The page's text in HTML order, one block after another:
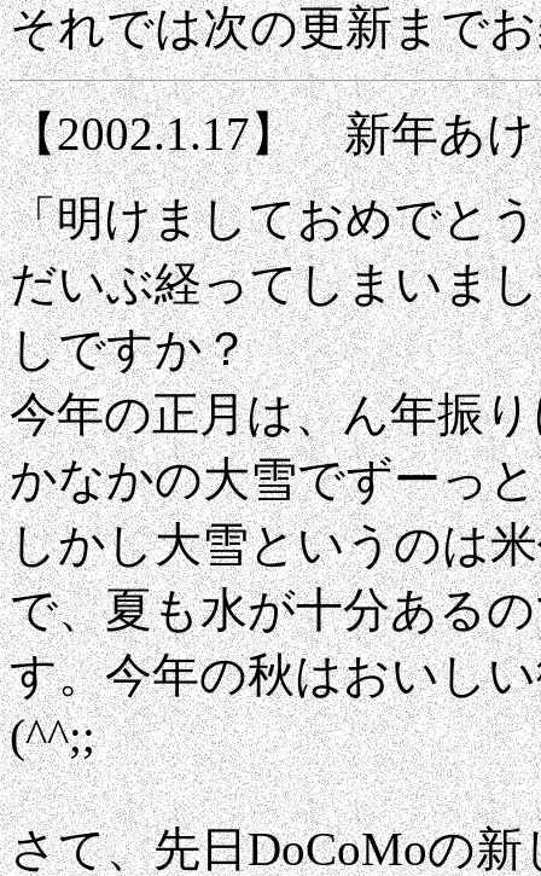
それでは次の更新まで
【2002.1.17】 新年あ
「明けましておめでと
だいぶ経ってしまいま
しですか？
今年の正月は、ん年振
かなかの大雪でずーっ
しかし大雪というのは
で、夏も水が十分ある
す。今年の秋はおいし
(^^;;
さて、先日DoCoMoの